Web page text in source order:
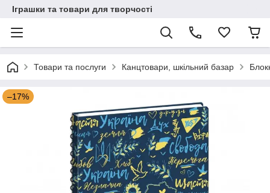
Іграшки та товари для творчості
Товари та послуги Канцтовари, шкільний базар
–17%